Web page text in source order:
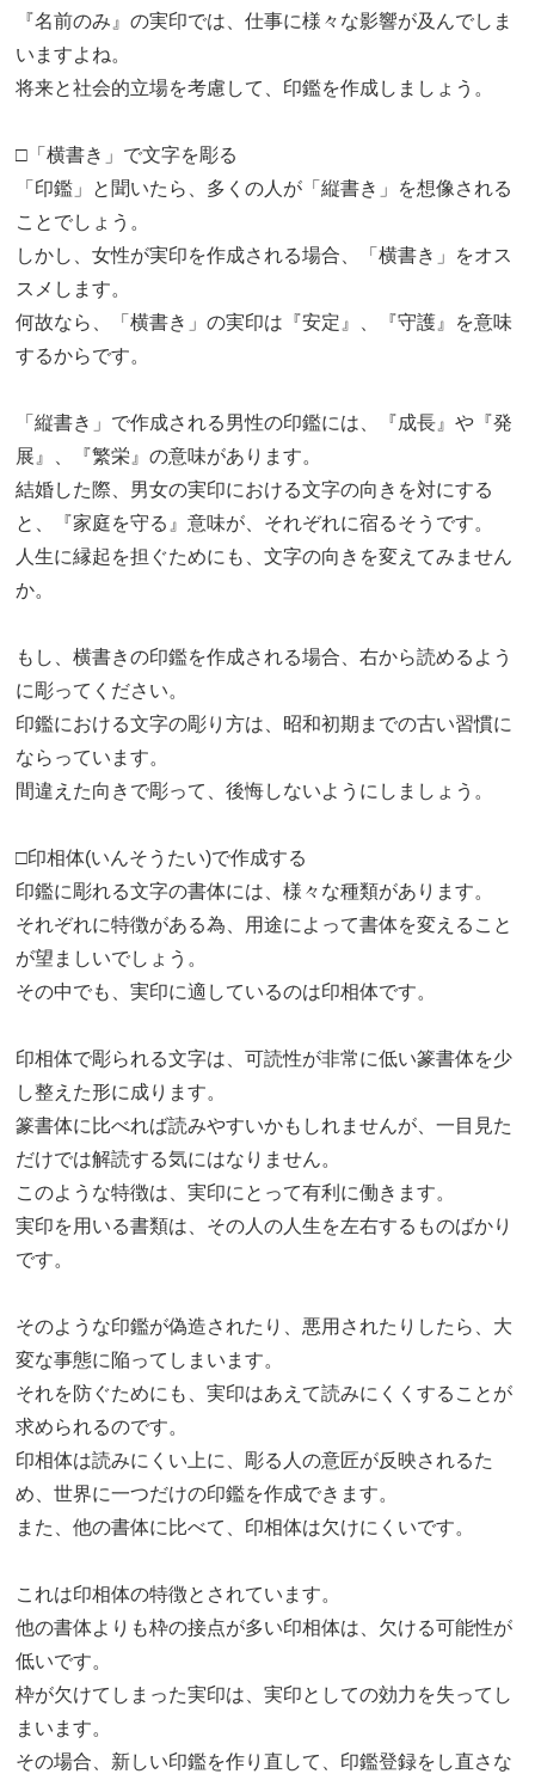
『名前のみ』の実印では、仕事に様々な影響が及んでしま
いますよね。
将来と社会的立場を考慮して、印鑑を作成しましょう。
□「横書き」で文字を彫る
「印鑑」と聞いたら、多くの人が「縦書き」を想像される
ことでしょう。
しかし、女性が実印を作成される場合、「横書き」をオス
スメします。
何故なら、「横書き」の実印は『安定』、『守護』を意味
するからです。
「縦書き」で作成される男性の印鑑には、『成長』や『発
展』、『繁栄』の意味があります。
結婚した際、男女の実印における文字の向きを対にする
と、『家庭を守る』意味が、それぞれに宿るそうです。
人生に縁起を担ぐためにも、文字の向きを変えてみません
か。
もし、横書きの印鑑を作成される場合、右から読めるよう
に彫ってください。
印鑑における文字の彫り方は、昭和初期までの古い習慣に
ならっています。
間違えた向きで彫って、後悔しないようにしましょう。
□印相体(いんそうたい)で作成する
印鑑に彫れる文字の書体には、様々な種類があります。
それぞれに特徴がある為、用途によって書体を変えること
が望ましいでしょう。
その中でも、実印に適しているのは印相体です。
印相体で彫られる文字は、可読性が非常に低い篆書体を少
し整えた形に成ります。
篆書体に比べれば読みやすいかもしれませんが、一目見た
だけでは解読する気にはなりません。
このような特徴は、実印にとって有利に働きます。
実印を用いる書類は、その人の人生を左右するものばかり
です。
そのような印鑑が偽造されたり、悪用されたりしたら、大
変な事態に陥ってしまいます。
それを防ぐためにも、実印はあえて読みにくくすることが
求められるのです。
印相体は読みにくい上に、彫る人の意匠が反映されるた
め、世界に一つだけの印鑑を作成できます。
また、他の書体に比べて、印相体は欠けにくいです。
これは印相体の特徴とされています。
他の書体よりも枠の接点が多い印相体は、欠ける可能性が
低いです。
枠が欠けてしまった実印は、実印としての効力を失ってし
まいます。
その場合、新しい印鑑を作り直して、印鑑登録をし直さな